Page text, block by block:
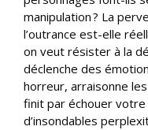
manipulation ? La
l’outrance est-elle
on veut résister à la
déclenche des
horreur, arraisonne
finit par échouer votre
d’insondables